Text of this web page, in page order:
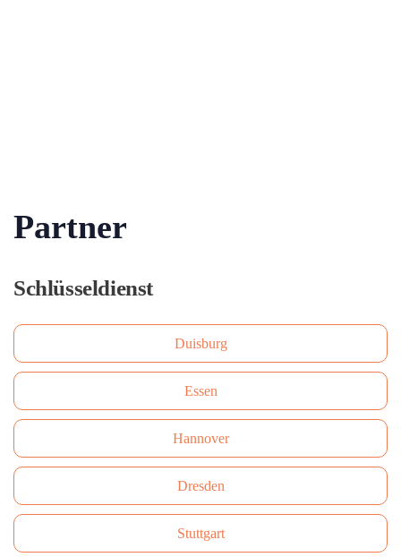
Partner
Schlüsseldienst
Duisburg
Essen
Hannover
Dresden
Stuttgart